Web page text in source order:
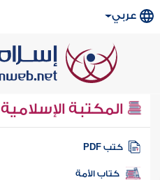
عربي
المكتبة الإسلامية
كتب PDF